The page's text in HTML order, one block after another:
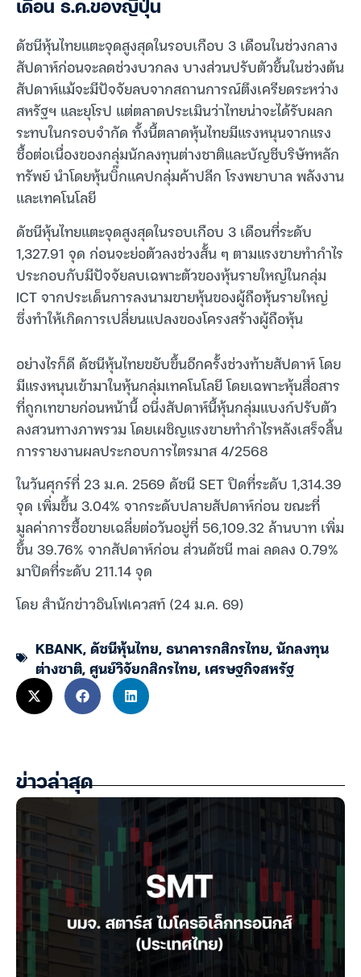
เดือน ธ.ค.ของญี่ปุ่น
ดัชนีหุ้นไทยแตะจุดสูงสุดในรอบเกือบ 3 เดือนในช่วงกลาง
สัปดาห์ก่อนจะลดช่วงบวกลง บางส่วนปรับตัวขึ้นในช่วงต้น
สัปดาห์แม้จะมีปัจจัยลบจากสถานการณ์ตึงเครียดระหว่าง
สหรัฐฯ และยุโรป แต่ตลาดประเมินว่าไทยน่าจะได้รับผลก
ระทบในกรอบจำกัด ทั้งนี้ตลาดหุ้นไทยมีแรงหนุนจากแรง
ซื้อต่อเนื่องของกลุ่มนักลงทุนต่างชาติและบัญชีบริษัทหลัก
ทรัพย์ นำโดยหุ้นบิ๊กแคปกลุ่มค้าปลีก โรงพยาบาล พลังงาน
และเทคโนโลยี
ดัชนีหุ้นไทยแตะจุดสูงสุดในรอบเกือบ 3 เดือนที่ระดับ
1,327.91 จุด ก่อนจะย่อตัวลงช่วงสั้น ๆ ตามแรงขายทำกำไร
ประกอบกับมีปัจจัยลบเฉพาะตัวของหุ้นรายใหญ่ในกลุ่ม
ICT จากประเด็นการลงนามขายหุ้นของผู้ถือหุ้นรายใหญ่
ซึ่งทำให้เกิดการเปลี่ยนแปลงของโครงสร้างผู้ถือหุ้น
อย่างไรก็ดี ดัชนีหุ้นไทยขยับขึ้นอีกครั้งช่วงท้ายสัปดาห์ โดย
มีแรงหนุนเข้ามาในหุ้นกลุ่มเทคโนโลยี โดยเฉพาะหุ้นสื่อสาร
ที่ถูกเทขายก่อนหน้านี้ อนึ่งสัปดาห์นี้หุ้นกลุ่มแบงก์ปรับตัว
ลงสวนทางภาพรวม โดยเผชิญแรงขายทำกำไรหลังเสร็จสิ้น
การรายงานผลประกอบการไตรมาส 4/2568
ในวันศุกร์ที่ 23 ม.ค. 2569 ดัชนี SET ปิดที่ระดับ 1,314.39
จุด เพิ่มขึ้น 3.04% จากระดับปลายสัปดาห์ก่อน ขณะที่
มูลค่าการซื้อขายเฉลี่ยต่อวันอยู่ที่ 56,109.32 ล้านบาท เพิ่ม
ขึ้น 39.76% จากสัปดาห์ก่อน ส่วนดัชนี mai ลดลง 0.79%
มาปิดที่ระดับ 211.14 จุด
โดย สำนักข่าวอินโฟเควสท์ (24 ม.ค. 69)
KBANK,ดัชนีหุ้นไทย,ธนาคารกสิกรไทย,นักลงทุน
ต่างชาติ,ศูนย์วิจัยกสิกรไทย, เศรษฐกิจสหรัฐ
ข่าวล่าสุด